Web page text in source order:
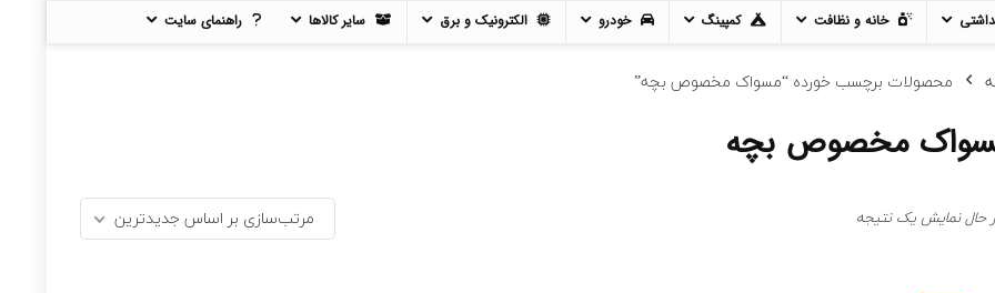
خانه و نظافت کمپینگ خودرو الکترونیک و برق سایر کالاها راهنمای سایت
محصولات برچسب خورده “مسواک مخصوص بچه”
مخصوص بچه
حال نمایش یک نتیجه مرتب‌سازی بر اساس جدیدترین